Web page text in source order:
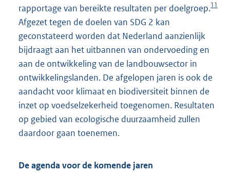
rapportage van bereikte resultaten per doelgroep.11
Afgezet tegen de doelen van SDG 2 kan
geconstateerd worden dat Nederland aanzienlijk
bijdraagt aan het uitbannen van ondervoeding en
aan de ontwikkeling van de landbouwsector in
ontwikkelingslanden. De afgelopen jaren is ook de
aandacht voor klimaat en biodiversiteit binnen de
inzet op voedselzekerheid toegenomen. Resultaten
op gebied van ecologische duurzaamheid zullen
daardoor gaan toenemen.
De agenda voor de komende jaren